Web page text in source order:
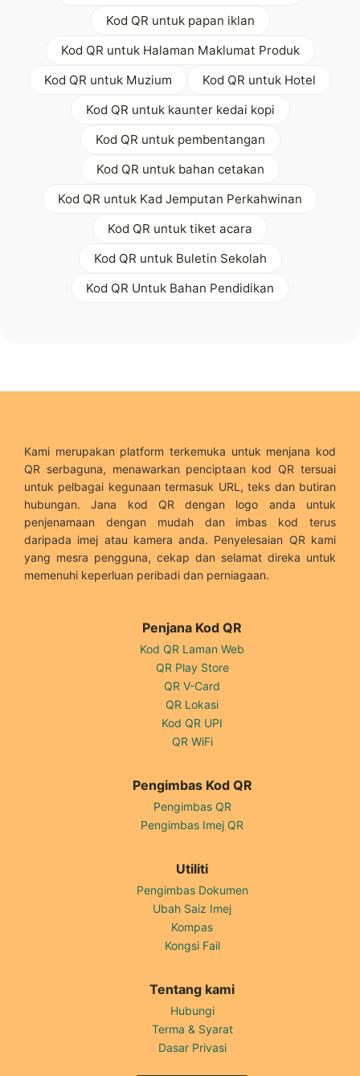
Kod QR untuk papan iklan
Kod QR untuk Halaman Maklumat Produk
Kod QR untuk Muzium
Kod QR untuk Hotel
Kod QR untuk kaunter kedai kopi
Kod QR untuk pembentangan
Kod QR untuk bahan cetakan
Kod QR untuk Kad Jemputan Perkahwinan
Kod QR untuk tiket acara
Kod QR untuk Buletin Sekolah
Kod QR Untuk Bahan Pendidikan
Kami merupakan platform terkemuka untuk menjana kod
QR serbaguna, menawarkan penciptaan kod QR tersuai
untuk pelbagai kegunaan termasuk URL, teks dan butiran
hubungan. Jana kod QR dengan logo anda untuk
penjenamaan dengan mudah dan imbas kod terus
daripada imej atau kamera anda. Penyelesaian QR kami
yang mesra pengguna, cekap dan selamat direka untuk
memenuhi keperluan peribadi dan perniagaan.
Penjana Kod QR
Kod QR Laman Web
QR Play Store
QR V-Card
QR Lokasi
Kod QR UPI
QR WiFi
Pengimbas Kod QR
Pengimbas QR
Pengimbas Imej QR
Utiliti
Pengimbas Dokumen
Ubah Saiz Imej
Kompas
Kongsi Fail
Tentang kami
Hubungi
Terma & Syarat
Dasar Privasi